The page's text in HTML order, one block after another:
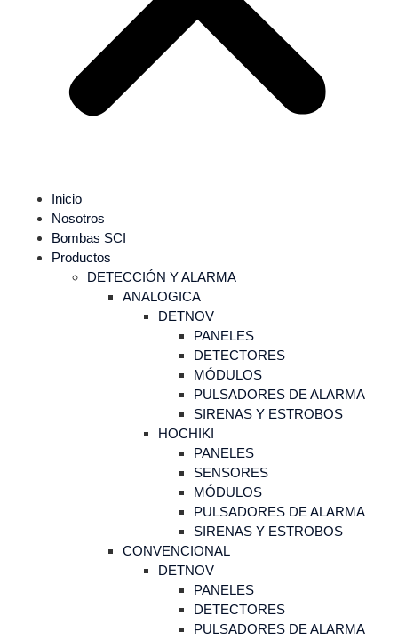
Inicio
Nosotros
Bombas SCI
Productos
DETECCIÓN Y ALARMA
ANALOGICA
DETNOV
PANELES
DETECTORES
MÓDULOS
PULSADORES DE ALARMA
SIRENAS Y ESTROBOS
HOCHIKI
PANELES
SENSORES
MÓDULOS
PULSADORES DE ALARMA
SIRENAS Y ESTROBOS
CONVENCIONAL
DETNOV
PANELES
DETECTORES
PULSADORES DE ALARMA